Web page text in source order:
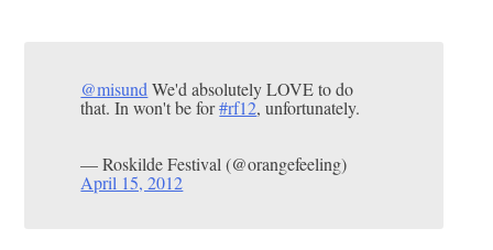
@misund We'd absolutely LOVE to do
that. In won't be for#rf12, unfortunately.
— Roskilde Festival (@orangefeeling)
April 15, 2012